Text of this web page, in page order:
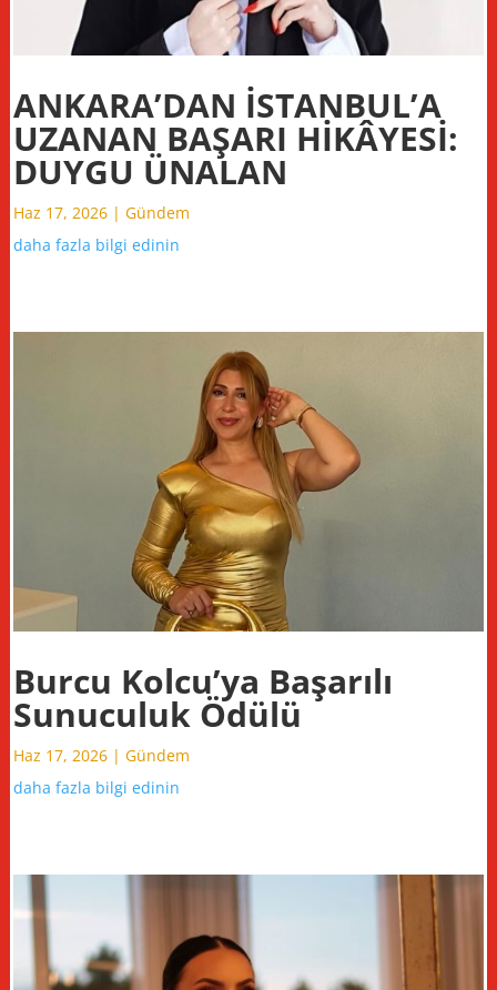
ANKARA’DAN İSTANBUL’A
UZANAN BAŞARI HİKÂYESİ:
DUYGU ÜNALAN
Haz 17, 2026 | Gündem
daha fazla bilgi edinin
Burcu Kolcu’ya Başarılı
Sunuculuk Ödülü
Haz 17, 2026 | Gündem
daha fazla bilgi edinin